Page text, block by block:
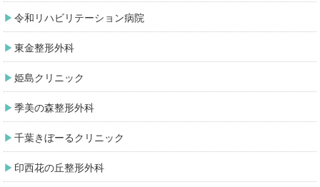
令和リハビリテーション病院
東金整形外科
姫島クリニック
季美の森整形外科
千葉きぼーるクリニック
印西花の丘整形外科